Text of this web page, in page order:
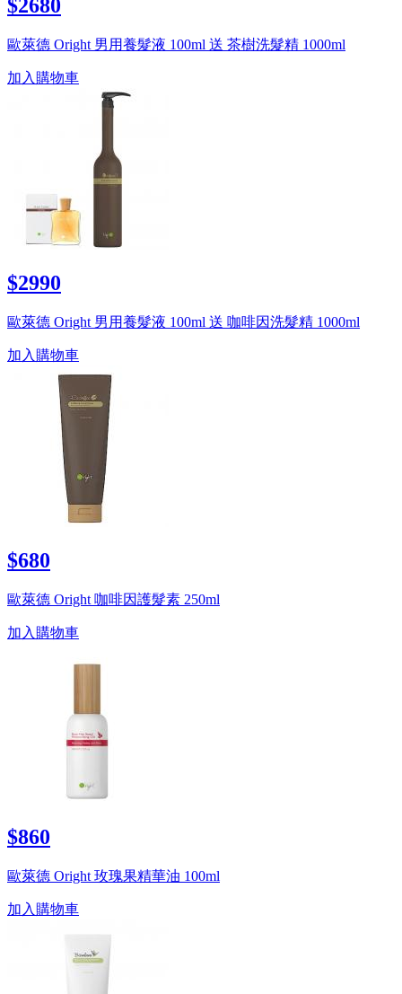
$2680
歐萊德 Oright 男用養髮液 100ml 送 茶樹洗髮精 1000ml
加入購物車
$2990
歐萊德 Oright 男用養髮液 100ml 送 咖啡因洗髮精 1000ml
加入購物車
$680
歐萊德 Oright 咖啡因護髮素 250ml
加入購物車
$860
歐萊德 Oright 玫瑰果精華油 100ml
加入購物車